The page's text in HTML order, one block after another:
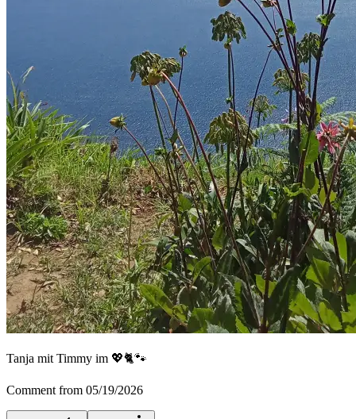
Tanja mit Timmy im 💖🐈🐾
Comment from 05/19/2026